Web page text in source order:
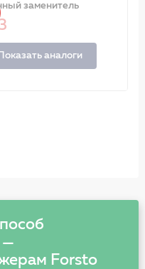
заменитель
Показать аналоги
—
Forsto